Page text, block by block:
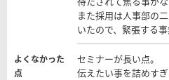
また採用は人事部の
いたので、緊張する
よくなかった
点
セミナーが長い点。
伝えたい事を詰めす